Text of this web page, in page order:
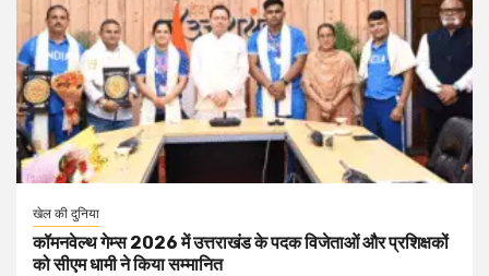
खेल की दुनिया
कॉमनवेल्थ गेम्स 2026 में उत्तराखंड के पदक विजेताओं और प्रशिक्षकों
को सीएम धामी ने किया सम्मानित